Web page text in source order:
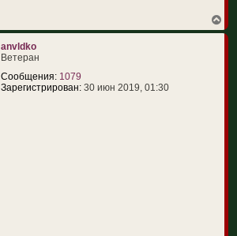
е
р
anvldko
Ветеран
Сообщения: 1079
Зарегистрирован:30 июн 2019, 01:30